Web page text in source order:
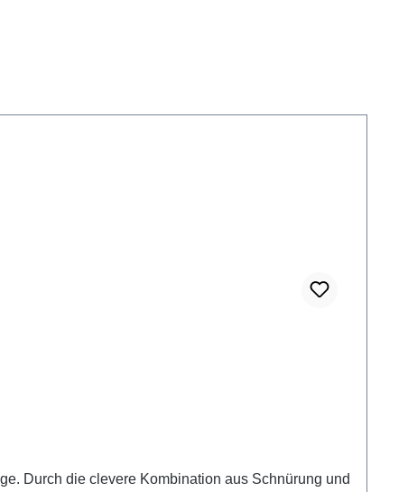
Durch die clevere Kombination aus Schnürung und